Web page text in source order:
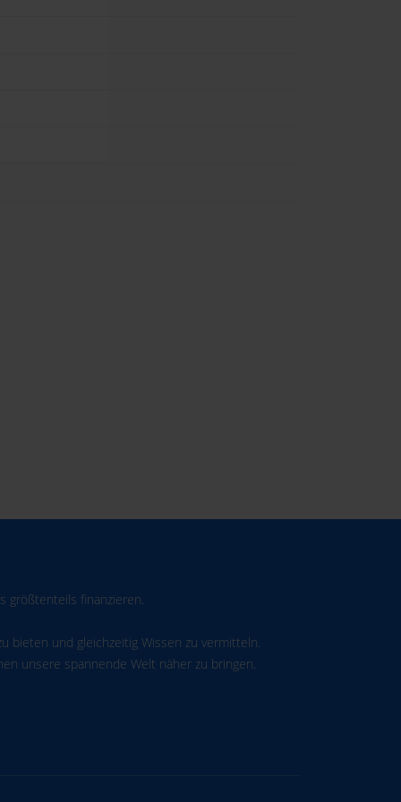
größtenteils finanzieren.
bieten und gleichzeitig Wissen zu vermitteln.
unsere spannende Welt näher zu bringen.